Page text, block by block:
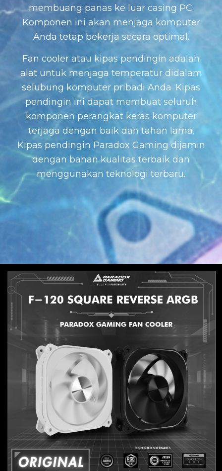
membuang panas ke luar casing PC.
Komponen ini akan menjaga komputer
Anda tetap bekerja secara optimal.
Fan cooler atau kipas pendingin adalah
alat untuk menjaga temperatur didalam
selubung komputer pribadi Anda. Kipas
pendingin ini dapat membuat seluruh
komponen perangkat keras komputer
terjaga dengan baik dan tahan lama.
Kipas pendingin Paradox Gaming dijamin
dengan bahan kualitas terbaik dan
menggunakan teknologi terbaru.